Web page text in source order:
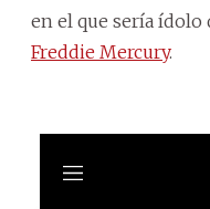
en el que sería ídolo
Freddie Mercury.